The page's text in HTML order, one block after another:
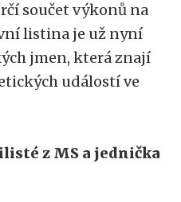
součet výkonů na
listina je už nyní
jmen, která znají
událostí ve
z MS a jednička